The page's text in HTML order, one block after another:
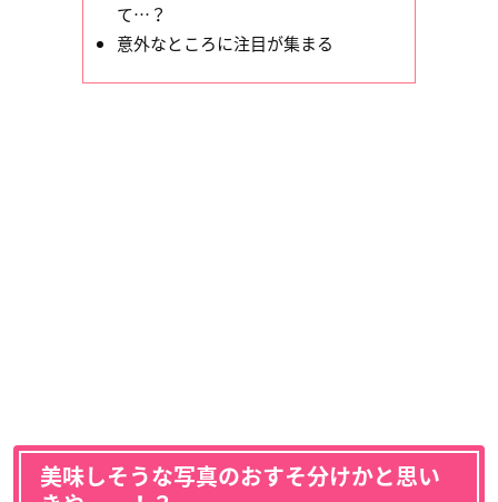
て…？
意外なところに注目が集まる
美味しそうな写真のおすそ分けかと思い